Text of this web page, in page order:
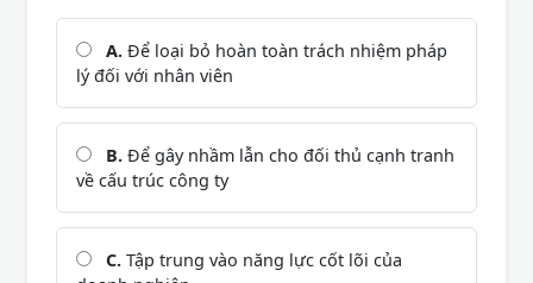
A. Để loại bỏ hoàn toàn trách nhiệm pháp
lý đối với nhân viên
B. Để gây nhầm lẫn cho đối thủ cạnh tranh
về cấu trúc công ty
C. Tập trung vào năng lực cốt lõi của